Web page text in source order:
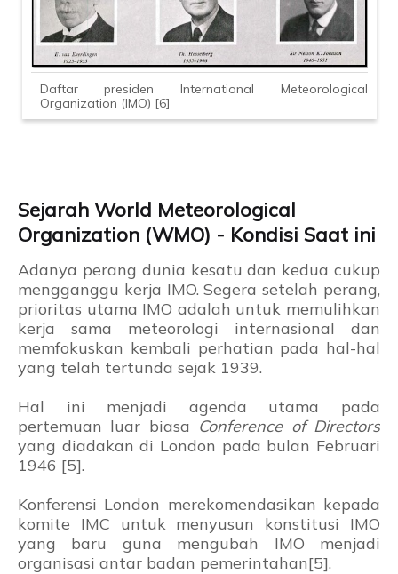
Daftar presiden International Meteorological
Organization (IMO) [6]
Sejarah World Meteorological
Organization (WMO) - Kondisi Saat ini
Adanya perang dunia kesatu dan kedua cukup
mengganggu kerja IMO. Segera setelah perang,
prioritas utama IMO adalah untuk memulihkan
kerja sama meteorologi internasional dan
memfokuskan kembali perhatian pada hal-hal
yang telah tertunda sejak 1939.
Hal ini menjadi agenda utama pada
pertemuan luar biasa Conference of Directors
yang diadakan di London pada bulan Februari
1946 [5].
Konferensi London merekomendasikan kepada
komite IMC untuk menyusun konstitusi IMO
yang baru guna mengubah IMO menjadi
organisasi antar badan pemerintahan[5].